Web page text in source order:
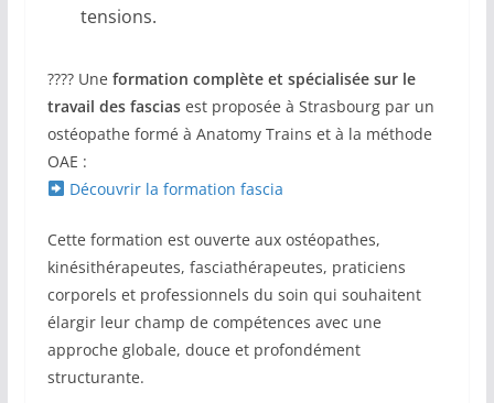
tensions.
???? Une formation complète et spécialisée sur le
travail des fasciasest proposée à Strasbourg par un
ostéopathe formé à Anatomy Trains et à la méthode
OAE :
Découvrir la formation fascia
Cette formation est ouverte aux ostéopathes,
kinésithérapeutes, fasciathérapeutes, praticiens
corporels et professionnels du soin qui souhaitent
élargir leur champ de compétences avec une
approche globale, douce et profondément
structurante.